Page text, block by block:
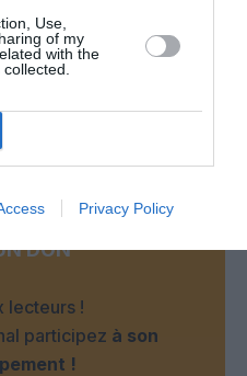
Use,
of my
with the
Privacy Policy
ce beau jouet cassé??
DON
lecteurs !
participez à son
!